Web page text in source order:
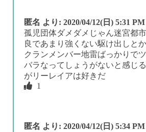
匿名 より: 2020/04/12(日) 5:31 PM
孤児団体ダメダメじゃん迷宮都
良であまり強くない駆け出しと
クランメンバー地雷ばっかりで
バラなってしょうがないと感じる
がリーレイアは好きだ
1
匿名 より: 2020/04/12(日) 5:34 PM